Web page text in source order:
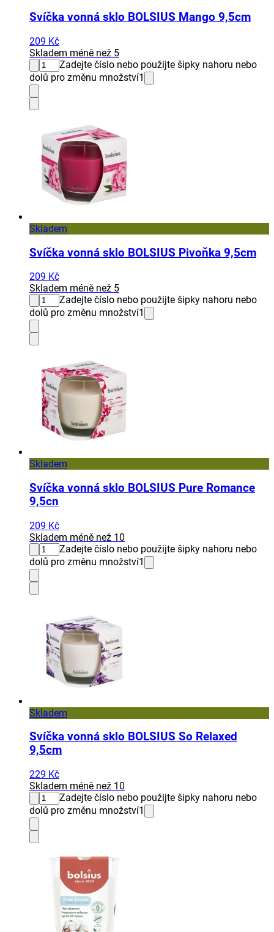
Svíčka vonná sklo BOLSIUS Mango 9,5cm
209 Kč
Skladem méně než 5
Zadejte číslo nebo použijte šipky nahoru nebo
dolů pro změnu množství1
Skladem
Svíčka vonná sklo BOLSIUS Pivoňka 9,5cm
209 Kč
Skladem méně než 5
Zadejte číslo nebo použijte šipky nahoru nebo
dolů pro změnu množství1
Skladem
Svíčka vonná sklo BOLSIUS Pure Romance
9,5cn
209 Kč
Skladem méně než 10
Zadejte číslo nebo použijte šipky nahoru nebo
dolů pro změnu množství1
Skladem
Svíčka vonná sklo BOLSIUS So Relaxed
9,5cm
229 Kč
Skladem méně než 10
Zadejte číslo nebo použijte šipky nahoru nebo
dolů pro změnu množství1